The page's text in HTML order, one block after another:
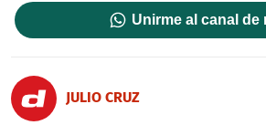
Unirme al canal de
JULIO CRUZ